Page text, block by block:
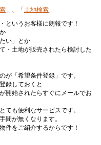
」、「 土地検索 」
というお客様に朗報です！
い」とか
・土地が販売されたら検討した
が「希望条件登録」です。
録しておくと
開始されたらすぐにメールでお
ても便利なサービスです。
間が無くなります。
件をご紹介するからです！